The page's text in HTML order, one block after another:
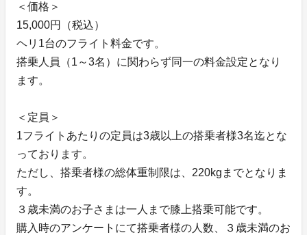
＜価格＞
15,000円（税込）
ヘリ1台のフライト料金です。
搭乗人員（1～3名）に関わらず同一の料金設定となり
ます。
＜定員＞
1フライトあたりの定員は3歳以上の搭乗者様3名迄とな
っております。
ただし、搭乗者様の総体重制限は、220kgまでとなりま
す。
３歳未満のお子さまは一人まで膝上搭乗可能です。
購入時のアンケートにて搭乗者様の人数、３歳未満のお